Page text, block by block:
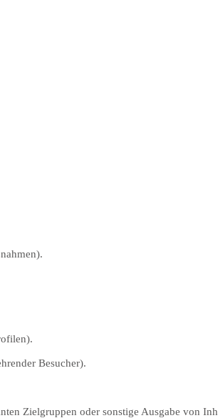
Besucher).
Zielgruppen oder sonstige Ausgabe von